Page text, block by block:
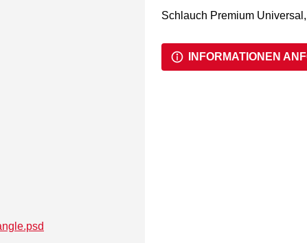
Schlauch Premium
INFORMATIONEN